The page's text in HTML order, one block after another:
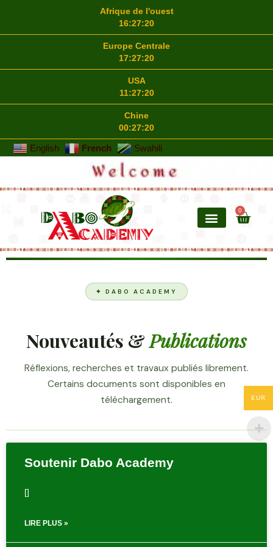
Afrique de l'ouest
16:27:21
Europe Centrale
17:27:21
USA
11:27:21
Chine
00:27:21
English French Swahili
0
✦ DABO ACADEMY
Nouveautés &Publications
Réflexions, recherches et travaux publiés librement.
Certains documents sont disponibles en
téléchargement.
Soutenir Dabo Academy
[]
LIRE PLUS »
EUR